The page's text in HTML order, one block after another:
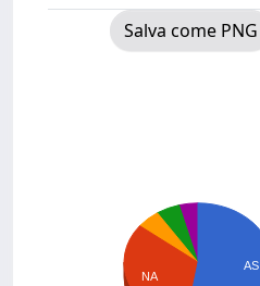
Salva come PNG
NA
AS